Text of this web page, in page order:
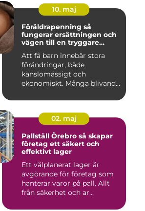
10. maj
Föräldrapenning så
fungerar ersättningen och
vägen till en tryggare
Att få barn innebär stora
förändringar, både
känslomässigt och
ekonomiskt. Många blivande
02. maj
Pallställ Örebro så skapar
företag ett säkert och
effektivt lager
Ett välplanerat lager är
avgörande för företag som
hanterar varor på pall. Allt
från säkerhet och ar...